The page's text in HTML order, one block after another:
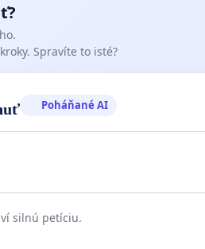
Spravíte to isté?
Poháňané AI
silnú petíciu.